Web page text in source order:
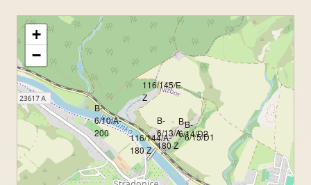
116/145/E
Z
B-
6/13/A-
180 Z
B-
6/14/D2
116/144/A-
180 Z
B-
6/10/A-
200
B-
6/15/D1
+
−